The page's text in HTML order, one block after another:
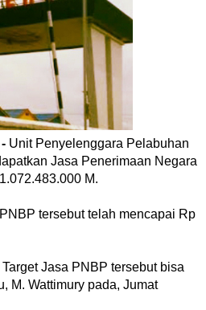
Unit Penyelenggara Pelabuhan
Jasa Penerimaan Negara
M.
tersebut telah mencapai Rp
Jasa PNBP tersebut bisa
M. Wattimury pada, Jumat